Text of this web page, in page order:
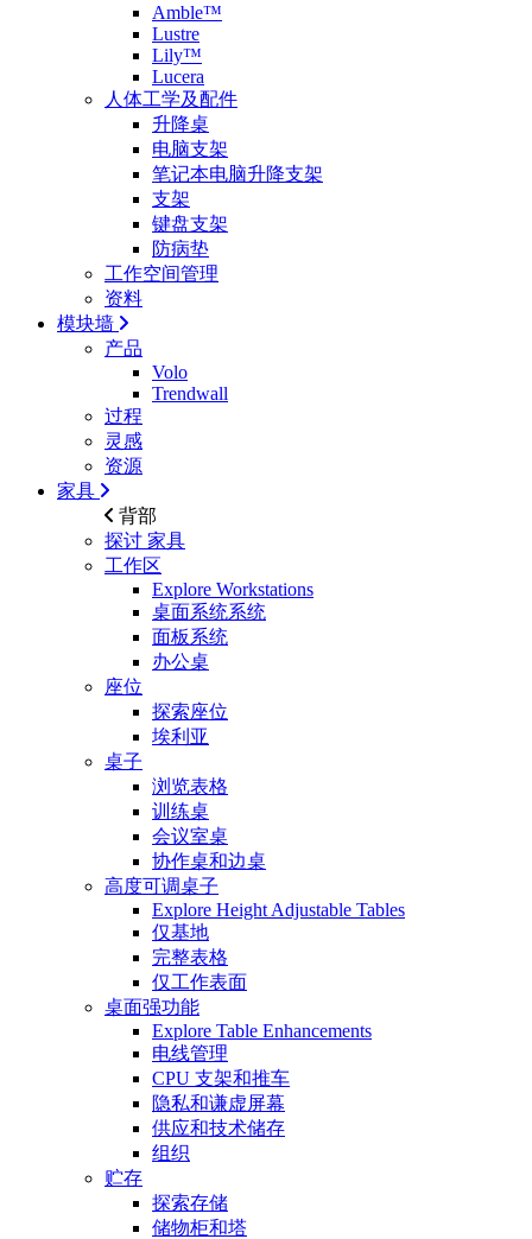
Amble™
Lustre
Lily™
Lucera
人体工学及配件
升降桌
电脑支架
笔记本电脑升降支架
支架
键盘支架
防病垫
工作空间管理
资料
模块墙
产品
Volo
Trendwall
过程
灵感
资源
家具
背部
探讨 家具
工作区
Explore Workstations
桌面系统系统
面板系统
办公桌
座位
探索座位
埃利亚
桌子
浏览表格
训练桌
会议室桌
协作桌和边桌
高度可调桌子
Explore Height Adjustable Tables
仅基地
完整表格
仅工作表面
桌面强功能
Explore Table Enhancements
电线管理
CPU 支架和推车
隐私和谦虚屏幕
供应和技术储存
组织
贮存
探索存储
储物柜和塔